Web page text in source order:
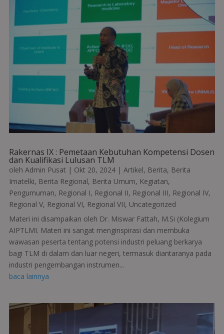
Rakernas IX : Pemetaan Kebutuhan Kompetensi Dosen
dan Kualifikasi Lulusan TLM
oleh Admin Pusat | Okt 20, 2024| Artikel, Berita, Berita
Imatelki, Berita Regional, Berita Umum, Kegiatan,
Pengumuman, Regional I, Regional II, Regional III, Regional IV,
Regional V, Regional VI, Regional VII, Uncategorized
Materi ini disampaikan oleh Dr. Miswar Fattah, M.Si (Kolegium
AIPTLMI. Materi ini sangat menginspirasi dan membuka
wawasan peserta tentang potensi industri peluang berkarya
bagi TLM di dalam dan luar negeri, termasuk diantaranya pada
industri pengembangan instrumen...
baca lainnya